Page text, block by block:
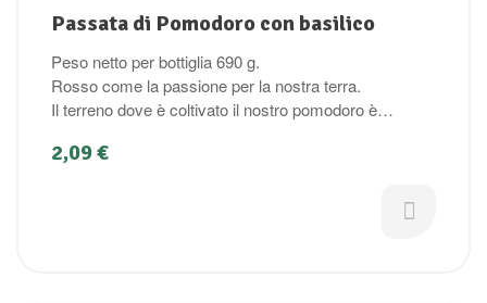
Passata di Pomodoro con basilico
Peso netto per bottiglia 690 g.
Rosso come la passione per la nostra terra.
Il terreno dove è coltivato il nostro pomodoro è
qualità del pomodoro. La trasformazione avviene nella
a bagnomaria come da tradizione del nostro territorio.
2,09€